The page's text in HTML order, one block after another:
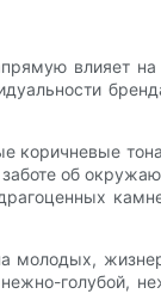
влияет
коричневые
об
молодых,
голубой,